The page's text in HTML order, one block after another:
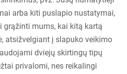
arba kiti puslapio nustatymai,
grąžinti mums, kai kitą kartą
atsižvelgiant į slapuko veikimo
dviejų skirtingų tipų
privalomi, nes reikalingi